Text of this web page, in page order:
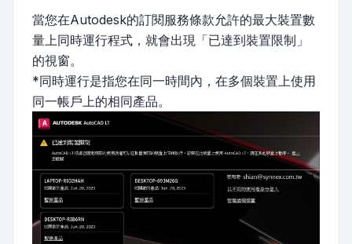
當您在Autodesk的訂閱服務條款允許的最大裝置數
量上同時運行程式，就會出現「已達到裝置限制」
的視窗。
*同時運行是指您在同一時間內，在多個裝置上使用
同一帳戶上的相同產品。